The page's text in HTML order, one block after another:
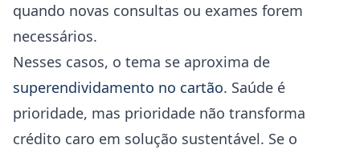
quando novas consultas ou exames forem
necessários.
Nesses casos, o tema se aproxima de
superendividamento no cartão. Saúde é
prioridade, mas prioridade não transforma
crédito caro em solução sustentável. Se o